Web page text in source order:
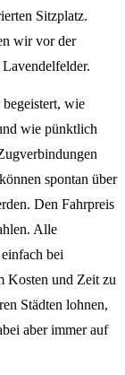
Sitzplatz.
wir vor der
wie
wie pünktlich
spontan über
Den Fahrpreis
Alle
bei
Kosten und Zeit zu
Städten lohnen,
aber immer auf